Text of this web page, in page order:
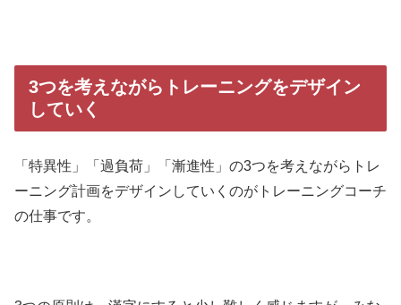
3つを考えながらトレーニングをデザイン
していく
「特異性」「過負荷」「漸進性」の3つを考えながらトレ
ーニング計画をデザインしていくのがトレーニングコーチ
の仕事です。